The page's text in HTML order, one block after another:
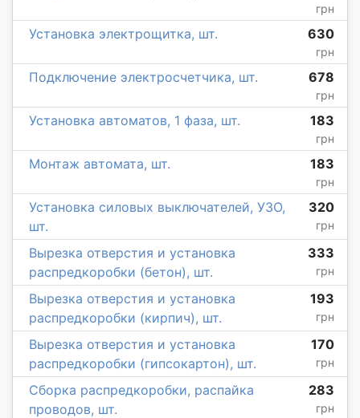
грн
Установка электрощитка, шт. 630
грн
Подключение электросчетчика, шт. 678
грн
Установка автоматов, 1 фаза, шт. 183
грн
Монтаж автомата, шт. 183
грн
Установка силовых выключателей, УЗО,
шт.
320
грн
Вырезка отверстия и установка
распредкоробки (бетон), шт.
333
грн
Вырезка отверстия и установка
распредкоробки (кирпич), шт.
193
грн
Вырезка отверстия и установка
распредкоробки (гипсокартон), шт.
170
грн
Сборка распредкоробки, распайка
проводов, шт.
283
грн